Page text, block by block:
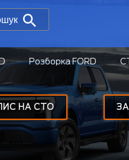
НА СТО
Розборка FORD